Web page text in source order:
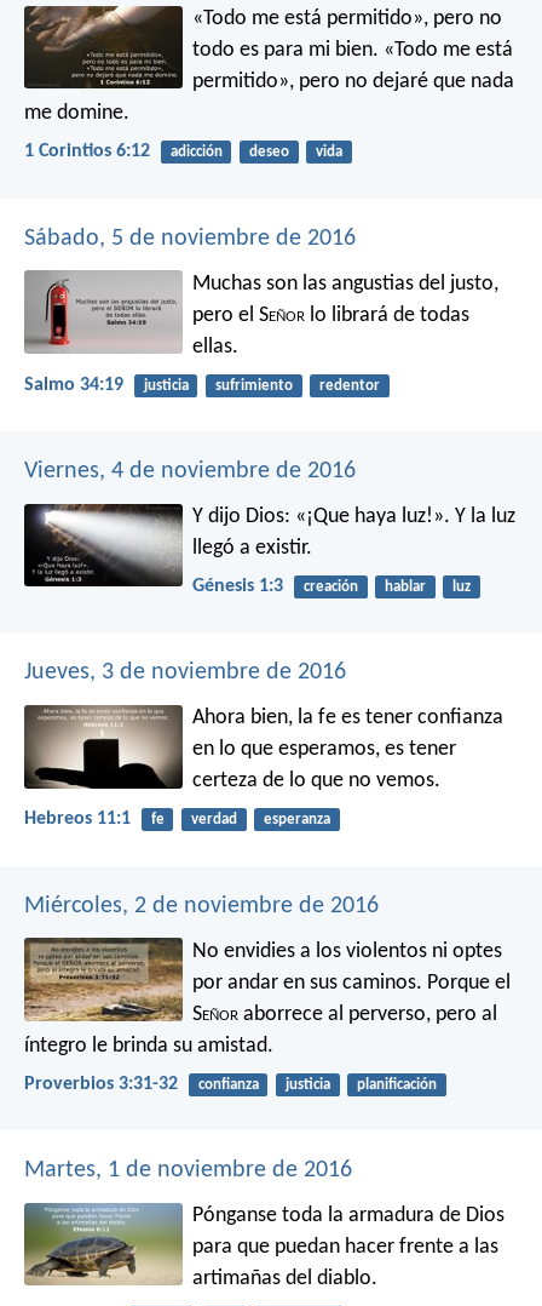
«Todo me está permitido», pero no
todo es para mi bien. «Todo me está
permitido», pero no dejaré que nada
me domine.
1 Corintios 6:12 adicción deseo vida
Sábado, 5 de noviembre de 2016
Muchas son las angustias del justo,
pero el Señor lo librará de todas
ellas.
Salmo 34:19 justicia sufrimiento redentor
Viernes, 4 de noviembre de 2016
Y dijo Dios: «¡Que haya luz!». Y la luz
llegó a existir.
Génesis 1:3 creación hablar luz
Jueves, 3 de noviembre de 2016
Ahora bien, la fe es tener confianza
en lo que esperamos, es tener
certeza de lo que no vemos.
Hebreos 11:1 fe verdad esperanza
Miércoles, 2 de noviembre de 2016
No envidies a los violentos ni optes
por andar en sus caminos. Porque el
Señor aborrece al perverso, pero al
íntegro le brinda su amistad.
Proverbios 3:31-32 confianza justicia planificación
Martes, 1 de noviembre de 2016
Pónganse toda la armadura de Dios
para que puedan hacer frente a las
artimañas del diablo.